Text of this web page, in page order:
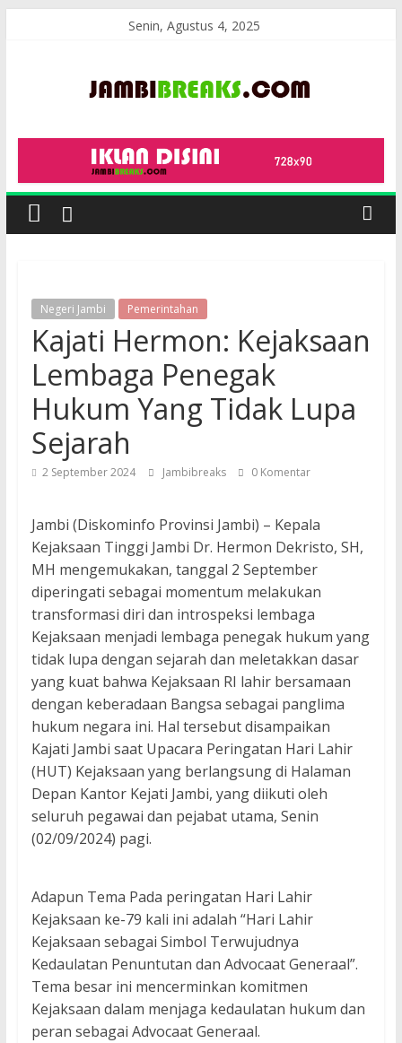
Senin, Agustus 4, 2025
JambiBreaks
Negeri Jambi Pemerintahan
Kajati Hermon: Kejaksaan
Lembaga Penegak
Hukum Yang Tidak Lupa
Sejarah
2 September 2024 Jambibreaks 0 Komentar
Jambi (Diskominfo Provinsi Jambi) – Kepala
Kejaksaan Tinggi Jambi Dr. Hermon Dekristo, SH,
MH mengemukakan, tanggal 2 September
diperingati sebagai momentum melakukan
transformasi diri dan introspeksi lembaga
Kejaksaan menjadi lembaga penegak hukum yang
tidak lupa dengan sejarah dan meletakkan dasar
yang kuat bahwa Kejaksaan RI lahir bersamaan
dengan keberadaan Bangsa sebagai panglima
hukum negara ini. Hal tersebut disampaikan
Kajati Jambi saat Upacara Peringatan Hari Lahir
(HUT) Kejaksaan yang berlangsung di Halaman
Depan Kantor Kejati Jambi, yang diikuti oleh
seluruh pegawai dan pejabat utama, Senin
(02/09/2024) pagi.
Adapun Tema Pada peringatan Hari Lahir
Kejaksaan ke-79 kali ini adalah “Hari Lahir
Kejaksaan sebagai Simbol Terwujudnya
Kedaulatan Penuntutan dan Advocaat Generaal”.
Tema besar ini mencerminkan komitmen
Kejaksaan dalam menjaga kedaulatan hukum dan
peran sebagai Advocaat Generaal.